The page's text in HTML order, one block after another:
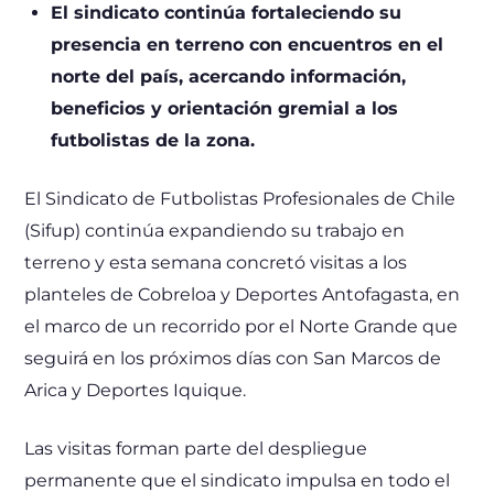
El sindicato continúa fortaleciendo su
presencia en terreno con encuentros en el
norte del país, acercando información,
beneficios y orientación gremial a los
futbolistas de la zona.
El Sindicato de Futbolistas Profesionales de Chile
(Sifup) continúa expandiendo su trabajo en
terreno y esta semana concretó visitas a los
planteles de Cobreloa y Deportes Antofagasta, en
el marco de un recorrido por el Norte Grande que
seguirá en los próximos días con San Marcos de
Arica y Deportes Iquique.
Las visitas forman parte del despliegue
permanente que el sindicato impulsa en todo el